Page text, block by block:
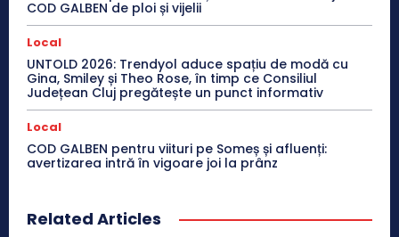
COD GALBEN de ploi și vijelii
Local
UNTOLD 2026: Trendyol aduce spațiu de modă cu
Gina, Smiley și Theo Rose, în timp ce Consiliul
Județean Cluj pregătește un punct informativ
Local
COD GALBEN pentru viituri pe Someș și afluenți:
avertizarea intră în vigoare joi la prânz
Related Articles